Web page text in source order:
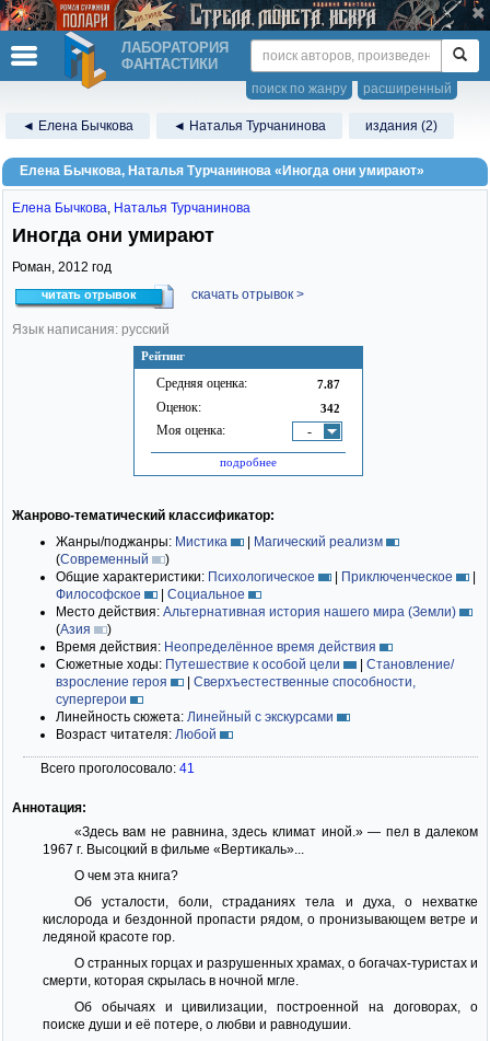
ЛАБОРАТОРИЯ
ФАНТАСТИКИ
расширенный
поиск по жанру
◄ Елена Бычкова ◄ Наталья Турчанинова издания (2)
Елена Бычкова, Наталья Турчанинова «Иногда они умирают»
Рейтинг
Средняя оценка: 7.87
Оценок: 342
Моя оценка: -
подробнее
Елена Бычкова, Наталья Турчанинова
Иногда они умирают
Роман, 2012 год
читать отрывок скачать отрывок >
Язык написания: русский
Жанрово-тематический классификатор:
Жанры/поджанры: Мистика | Магический реализм
(Современный
)
Общие характеристики: Психологическое | Приключенческое
|
Философское
| Социальное
Место действия: Альтернативная история нашего мира (Земли)
(Азия
)
Время действия: Неопределённое время действия
Сюжетные ходы: Путешествие к особой цели | Становление/
взросление героя
| Сверхъестественные способности,
супергерои
Линейность сюжета: Линейный с экскурсами
Возраст читателя: Любой
Всего проголосовало: 41
Аннотация:
«Здесь вам не равнина, здесь климат иной.» — пел в далеком
1967 г. Высоцкий в фильме «Вертикаль»...
О чем эта книга?
Об усталости, боли, страданиях тела и духа, о нехватке
кислорода и бездонной пропасти рядом, о пронизывающем ветре и
ледяной красоте гор.
О странных горцах и разрушенных храмах, о богачах-туристах и
смерти, которая скрылась в ночной мгле.
Об обычаях и цивилизации, построенной на договорах, о
поиске души и её потере, о любви и равнодушии.